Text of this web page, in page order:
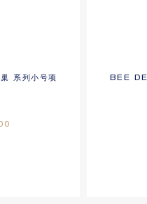
系列小号项
BEE